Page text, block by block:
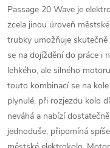
Passage 20 Wave je
zcela jinou úroveň
trubky umožňuje skutečně
se na dojíždění do práce i
lehkého, ale silného
touto kombinací se na
plynulé, při rozjezdu kolo
neváhá a nabízí
jednoduše, připomíná